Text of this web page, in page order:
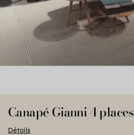
Canapé Gianni 4 places
Détails